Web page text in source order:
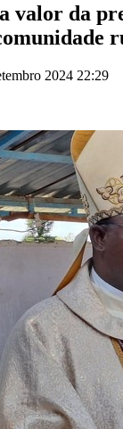
valor da
2024 22:29